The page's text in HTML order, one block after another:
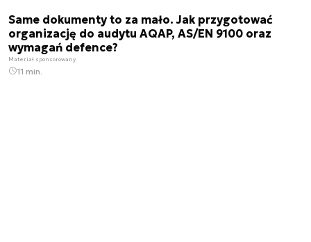
Same dokumenty to za mało. Jak przygotować
organizację do audytu AQAP, AS/EN 9100 oraz
wymagań defence?
Materiał sponsorowany
11 min.